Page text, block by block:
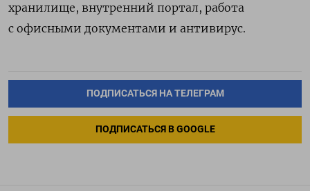
хранилище, внутренний портал, работа
с офисными документами и антивирус.
ПОДПИСАТЬСЯ НА ТЕЛЕГРАМ
ПОДПИСАТЬСЯ В GOOGLE